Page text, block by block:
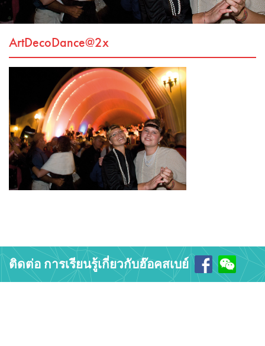
ArtDecoDance@2x
ติดต่อ การเรียนรู้เกี่ยวกับฮ๊อคสเบย์